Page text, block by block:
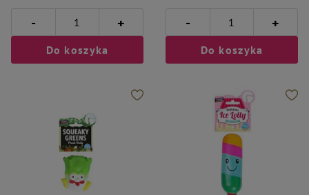
- +
Do koszyka
- +
Do koszyka